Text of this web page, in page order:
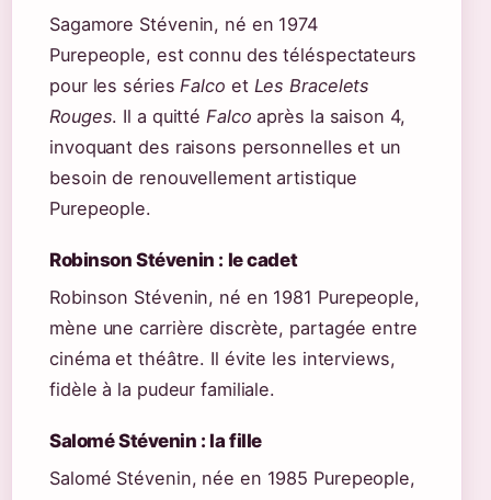
Sagamore Stévenin, né en 1974
Purepeople, est connu des téléspectateurs
pour les sériesFalco et Les Bracelets
Rouges. Il a quittéFalco après la saison 4,
invoquant des raisons personnelles et un
besoin de renouvellement artistique
Purepeople.
Robinson Stévenin : le cadet
Robinson Stévenin, né en 1981 Purepeople,
mène une carrière discrète, partagée entre
cinéma et théâtre. Il évite les interviews,
fidèle à la pudeur familiale.
Salomé Stévenin : la fille
Salomé Stévenin, née en 1985 Purepeople,